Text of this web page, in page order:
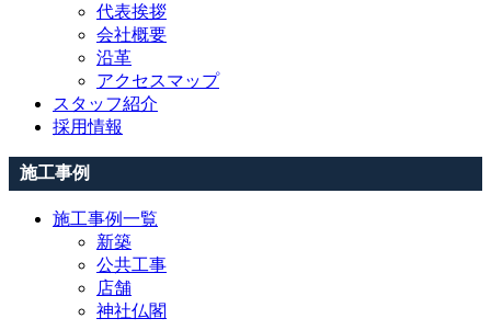
代表挨拶
会社概要
沿革
アクセスマップ
スタッフ紹介
採用情報
施工事例
施工事例一覧
新築
公共工事
店舗
神社仏閣